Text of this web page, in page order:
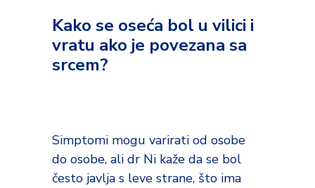
Kako se oseća bol u vilici i
vratu ako je povezana sa
srcem?
Simptomi mogu varirati od osobe
do osobe, ali dr Ni kaže da se bol
često javlja s leve strane, što ima